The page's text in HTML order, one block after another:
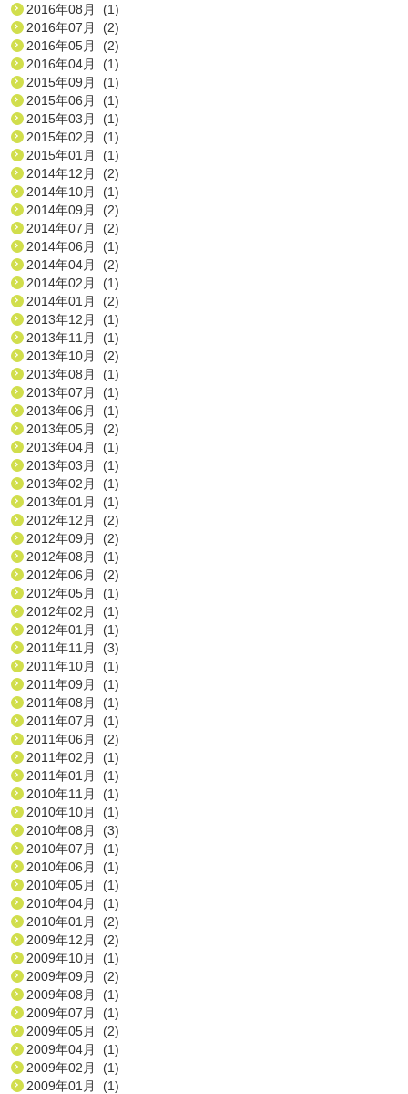
2016年08月 (1)
2016年07月 (2)
2016年05月 (2)
2016年04月 (1)
2015年09月 (1)
2015年06月 (1)
2015年03月 (1)
2015年02月 (1)
2015年01月 (1)
2014年12月 (2)
2014年10月 (1)
2014年09月 (2)
2014年07月 (2)
2014年06月 (1)
2014年04月 (2)
2014年02月 (1)
2014年01月 (2)
2013年12月 (1)
2013年11月 (1)
2013年10月 (2)
2013年08月 (1)
2013年07月 (1)
2013年06月 (1)
2013年05月 (2)
2013年04月 (1)
2013年03月 (1)
2013年02月 (1)
2013年01月 (1)
2012年12月 (2)
2012年09月 (2)
2012年08月 (1)
2012年06月 (2)
2012年05月 (1)
2012年02月 (1)
2012年01月 (1)
2011年11月 (3)
2011年10月 (1)
2011年09月 (1)
2011年08月 (1)
2011年07月 (1)
2011年06月 (2)
2011年02月 (1)
2011年01月 (1)
2010年11月 (1)
2010年10月 (1)
2010年08月 (3)
2010年07月 (1)
2010年06月 (1)
2010年05月 (1)
2010年04月 (1)
2010年01月 (2)
2009年12月 (2)
2009年10月 (1)
2009年09月 (2)
2009年08月 (1)
2009年07月 (1)
2009年05月 (2)
2009年04月 (1)
2009年02月 (1)
2009年01月 (1)